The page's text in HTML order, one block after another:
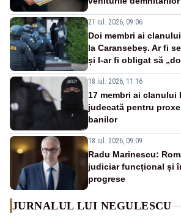
21 iul. 2026, 09:06
Doi membri ai
la Caransebeș. Ar fi
și l-ar fi obligat să
18 iul. 2026, 11:16
17 membri ai clanului
judecată pentru
banilor
18 iul. 2026, 09:09
Radu Marinescu:
judiciar funcțional și
progrese
JURNALUL LUI NEGULESCU